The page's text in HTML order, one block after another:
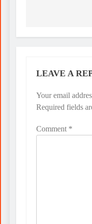
LEAVE A
Your email
Required fields
Comment *